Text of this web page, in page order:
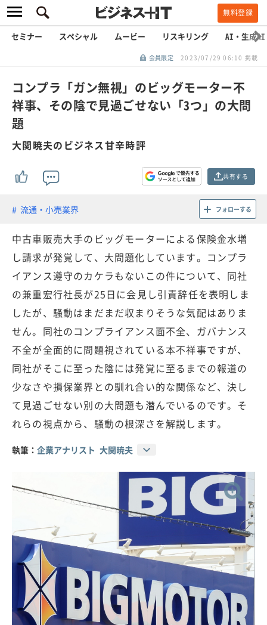
無料登録
セミナー スペシャル ムービー リスキリング AI・生成AI
会員限定 2023/07/29 06:10 掲載
コンプラ「ガン無視」のビッグモーター不
祥事、その陰で見過ごせない「3つ」の大問
題
大関暁夫のビジネス甘辛時評
共有する
流通・小売業界 フォローする
中古車販売大手のビッグモーターによる保険金水増
し請求が発覚して、大問題化しています。コンプラ
イアンス遵守のカケラもないこの件について、同社
の兼重宏行社長が25日に会見し引責辞任を表明しま
したが、騒動はまだまだ収まりそうな気配はありま
せん。同社のコンプライアンス面不全、ガバナンス
不全が全面的に問題視されている本不祥事ですが、
同社がそこに至った陰には発覚に至るまでの報道の
少なさや損保業界との馴れ合い的な関係など、決し
て見過ごせない別の大問題も潜んでいるのです。そ
れらの視点から、騒動の根深さを解説します。
執筆： 企業アナリスト 大関暁夫